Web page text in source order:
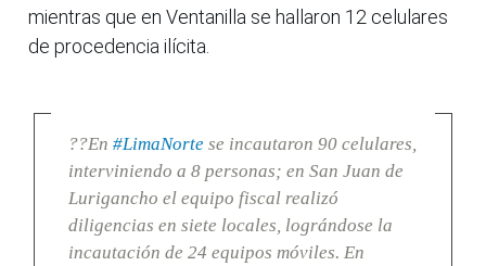
mientras que en Ventanilla se hallaron 12 celulares
de procedencia ilícita.
??En #LimaNortese incautaron 90 celulares,
interviniendo a 8 personas; en San Juan de
Lurigancho el equipo fiscal realizó
diligencias en siete locales, lográndose la
incautación de 24 equipos móviles. En